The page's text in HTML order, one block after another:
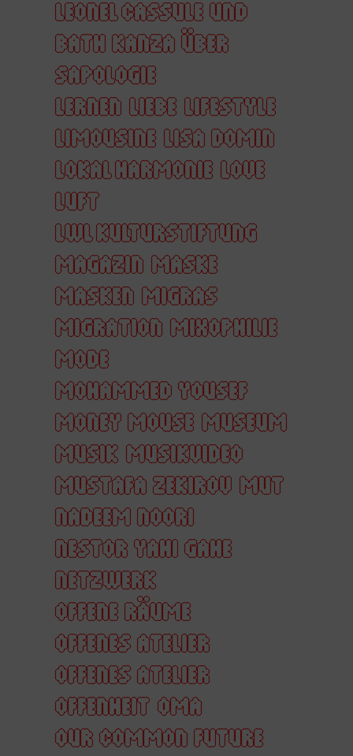
LEONEL CASSULE UND
BATH KANZA ÜBER
SAPOLOGIE
LERNEN LIEBE LIFESTYLE
LIMOUSINE LISA DOMIN
LOKAL HARMONIE LOVE
LUFT
LWL KULTURSTIFTUNG
MAGAZIN MASKE
MASKEN MIGRAS
MIGRATION MIXOPHILIE
MODE
MOHAMMED YOUSEF
MONEY MOUSE MUSEUM
MUSIK MUSIKVIDEO
MUSTAFA ZEKIROV MUT
NADEEM NOORI
NESTOR YAHI GAHE
NETZWERK
OFFENE RÄUME
OFFENES ATELIER
OFFENES ATELIER
OFFENHEIT OMA
OUR COMMON FUTURE